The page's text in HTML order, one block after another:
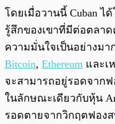
โดยเมื่อวานนี้ Cuban ไ
รู้สึกของเขาที่มีต่อตลา
ความมั่นใจเป็นอย่างม
Bitcoin, Ethereum และเ
จะสามารถอยู่รอดจากฟ
ในลักษณะเดียวกับหุ้น
รอดตายจากวิกฤตฟอ